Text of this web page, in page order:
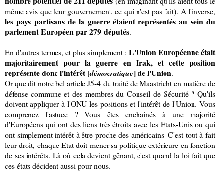
même avis que leur gouvernement, ce qui n'est pas fait). A l'inverse,
les pays partisans de la guerre étaient représentés au sein du
parlement Européen par279 députés.
En d'autres termes, et plus simplement : L'Union Européenne était
majoritairement pour la guerre en Irak, et cette position
représente donc l'intérêt [démocratique] de l'Union.
Or que dit notre bel article J5-4 du traité de Maastricht en matière de
défense commune et des membres du Conseil de Sécurité ? Qu'ils
doivent appliquer à l'ONU les positions et l'intérêt de l'Union. Vous
comprenez l'astuce ? Vous êtes enchainés à une majorité
d'Européens qui ont des liens très étroits avec les Etats-Unis ou qui
ont simplement intérêt à être proche des américains. C'est tout à fait
leur droit, chaque Etat doit mener sa politique extérieure en fonction
de ses intérêts. Là où cela devient gênant, c'est quand la loi fait que
ces états décident aussi pour nous.